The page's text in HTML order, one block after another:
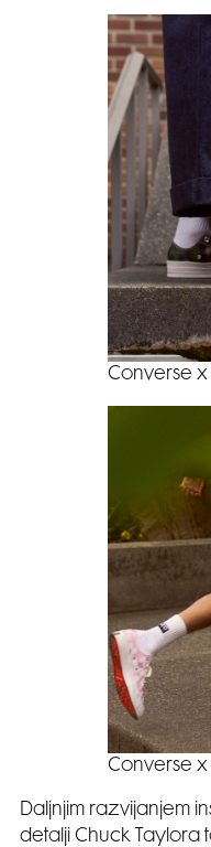
Converse
Converse
Daljnjim razvijanjem
detalji Chuck Taylora